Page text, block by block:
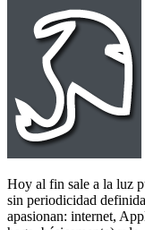
Hoy al fin sale a la luz
sin periodicidad
apasionan: internet,